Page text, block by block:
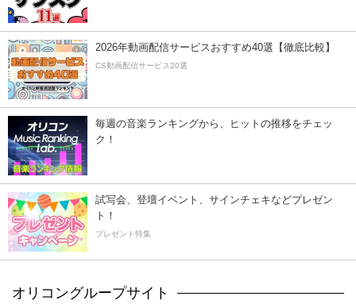
2026年動画配信サービスおすすめ40選【徹底比較】
CS動画配信サービス20選
毎週の音楽ランキングから、ヒットの推移をチェッ
ク！
試写会、登壇イベント、サインチェキなどプレゼン
ト！
プレゼント特集
オリコングループサイト